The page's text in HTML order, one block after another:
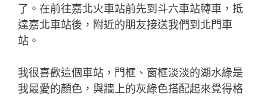
了。在前往嘉北火車站前先到斗六車站轉車，抵
達嘉北車站後，附近的朋友接送我們到北門車
站。
我很喜歡這個車站，門框、窗框淡淡的湖水綠是
我最愛的顏色，與牆上的灰綠色搭配起來覺得格